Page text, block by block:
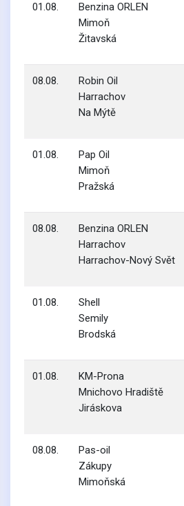
01.08.
Benzina ORLEN
Mimoň
Žitavská
08.08.
Robin Oil
Harrachov
Na Mýtě
01.08.
Pap Oil
Mimoň
Pražská
08.08.
Benzina ORLEN
Harrachov
Harrachov-Nový Svět
01.08.
Shell
Semily
Brodská
01.08.
KM-Prona
Mnichovo Hradiště
Jiráskova
08.08.
Pas-oil
Zákupy
Mimoňská